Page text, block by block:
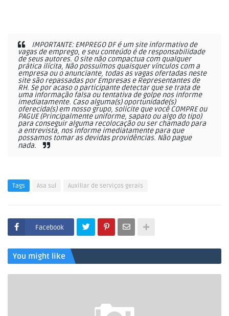
IMPORTANTE: EMPREGO DF é um site informativo de
vagas de emprego, e seu conteúdo é de responsabilidade
de seus autores. O site não compactua com qualquer
prática ilícita, Não possuímos quaisquer vínculos com a
empresa ou o anunciante, todas as vagas ofertadas neste
site são repassadas por Empresas e Representantes de
RH. Se por acaso o participante detectar que se trata de
uma informação falsa ou tentativa de golpe nos informe
imediatamente. Caso alguma(s) oportunidade(s)
oferecida(s) em nosso grupo, solicite que você COMPRE ou
PAGUE (Principalmente uniforme, sapato ou algo do tipo)
para conseguir alguma recolocação ou ser chamado para
a entrevista, nos informe imediatamente para que
possamos tomar as devidas providências. Não pague
nada.
Tags Asa sul Auxiliar de serviços gerais
Facebook
You might like